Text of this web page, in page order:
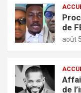
de
août
de